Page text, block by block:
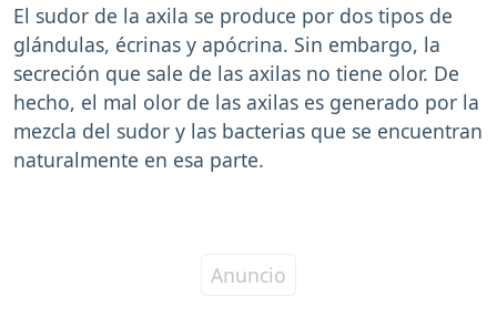
El sudor de la axila se produce por dos tipos de
glándulas, écrinas y apócrina. Sin embargo, la
secreción que sale de las axilas no tiene olor. De
hecho, el mal olor de las axilas es generado por la
mezcla del sudor y las bacterias que se encuentran
naturalmente en esa parte.